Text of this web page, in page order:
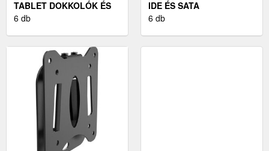
TABLET DOKKOLÓK ÉS
ÁLLVÁNYOK
6 db
IDE ÉS SATA
ÁTALAKÍTÓK
6 db